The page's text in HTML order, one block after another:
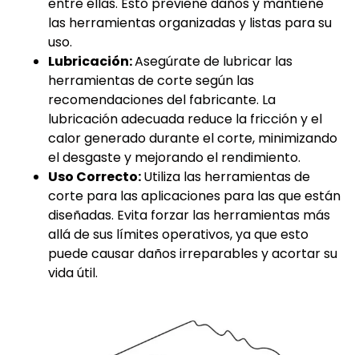
entre ellas. Esto previene daños y mantiene
las herramientas organizadas y listas para su
uso.
Lubricación:Asegúrate de lubricar las
herramientas de corte según las
recomendaciones del fabricante. La
lubricación adecuada reduce la fricción y el
calor generado durante el corte, minimizando
el desgaste y mejorando el rendimiento.
Uso Correcto:Utiliza las herramientas de
corte para las aplicaciones para las que están
diseñadas. Evita forzar las herramientas más
allá de sus límites operativos, ya que esto
puede causar daños irreparables y acortar su
vida útil.